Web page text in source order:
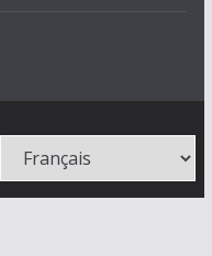
droits réservés.
par